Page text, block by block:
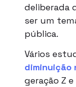
deliberada
ser um
pública.
Vários
diminuição
geração Z